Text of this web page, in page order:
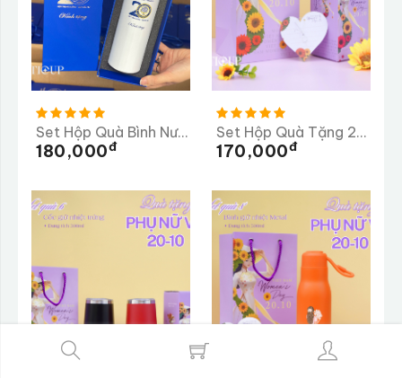
Set Hộp Quà Bình Nước
180,000Đ
Set Hộp Quà Tặng 20-10 - Bình Giữ Nhiệt
170,000Đ